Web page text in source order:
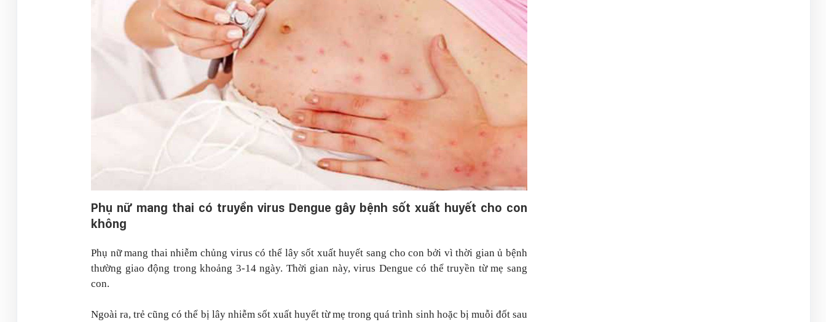
Phụ nữ mang thai có truyền virus Dengue gây bệnh sốt xuất huyết cho con
không
Phụ nữ mang thai nhiễm chủng virus có thể lây sốt xuất huyết sang cho con bởi vì thời gian ủ bệnh
thường giao động trong khoảng 3-14 ngày. Thời gian này, virus Dengue có thể truyền từ mẹ sang
con.
Ngoài ra, trẻ cũng có thể bị lây nhiễm sốt xuất huyết từ mẹ trong quá trình sinh hoặc bị muỗi đốt sau